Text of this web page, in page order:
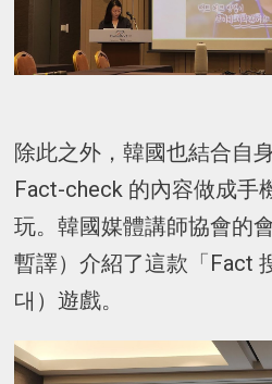
除此之外，韓國也結合自
Fact-check 的內容做成手
玩。韓國媒體講師協會的
暫譯）介紹了這款「Fact
대）遊戲。